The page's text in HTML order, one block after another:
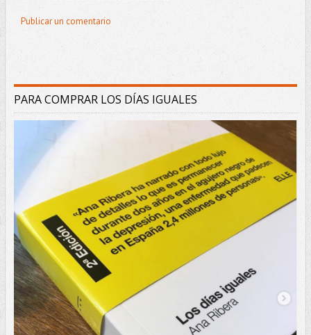
Publicar un comentario
PARA COMPRAR LOS DÍAS IGUALES